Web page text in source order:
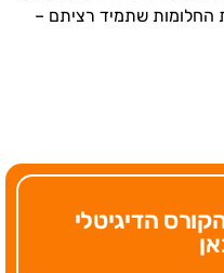
החלומות שתמיד רציתם –
הדיגיטלי